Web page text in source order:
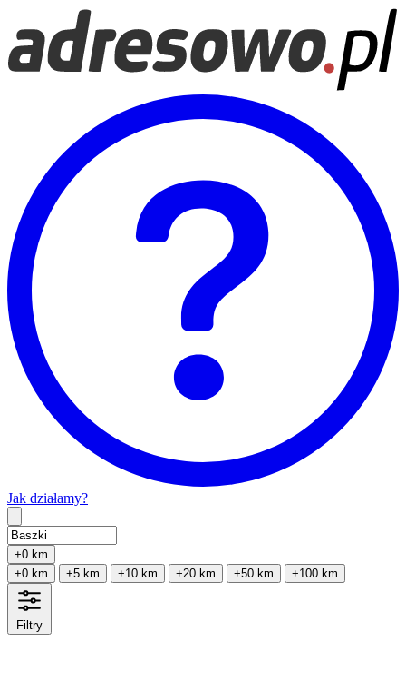
Jak działamy?
+0 km
+0 km
+5 km +10 km +20 km +50 km +100 km
Filtry